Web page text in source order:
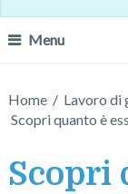
Menu
Home / Lavoro di
Scopri quanto è
Scopri